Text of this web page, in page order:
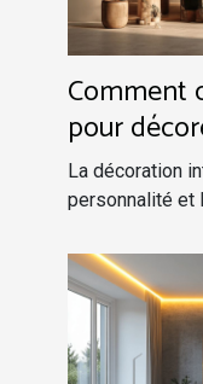
Comment
pour
La décoration
personnalité et